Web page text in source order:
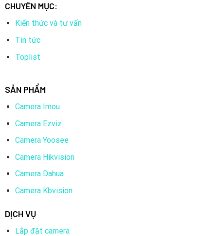
CHUYÊN MỤC:
Kiến thức và tư vấn
Tin tức
Toplist
SẢN PHẨM
Camera Imou
Camera Ezviz
Camera Yoosee
Camera Hikvision
Camera Dahua
Camera Kbvision
DỊCH VỤ
Lắp đặt camera